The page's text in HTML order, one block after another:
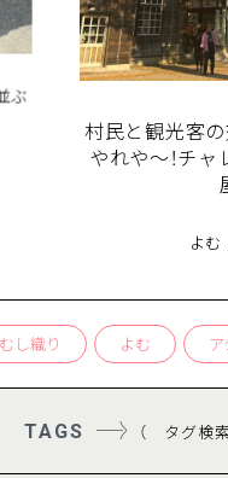
相談窓口
アクセス
ぶ
村民と観光客の
やれや〜！チ
よむ
よむ アクティビ
TAGS （ タグ検